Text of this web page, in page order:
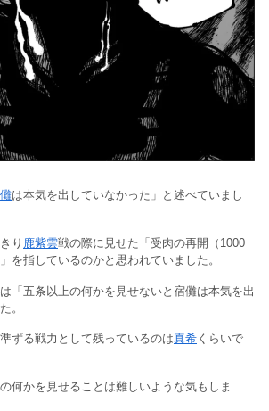
は本気を出していなかった」と述べていまし
り 鹿紫雲戦の際に見せた「受肉の再開（1000
を指しているのかと思われていました。
「五条以上の何かを見せないと宿儺は本気を出
。
ずる戦力として残っているのは真希 くらいで
何かを見せることは難しいような気もしま